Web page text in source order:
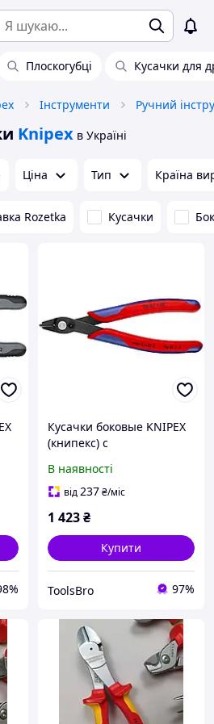
Плоскогубці Кусачки для
Інструменти Ручний
Knipex в Україні
Ціна Тип Країна
Rozetka Кусачки
Кусачки боковые KNIPEX
(книпекс) с
пружиной, 140 мм
(бокорезы)
В наявності
від237₴/міс
1 423₴
Купити
ToolsBro 97%